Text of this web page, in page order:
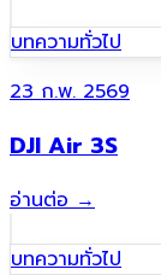
บทความทั่วไป
23 ก.พ. 2569
DJI Air 3S
อ่านต่อ →
บทความทั่วไป